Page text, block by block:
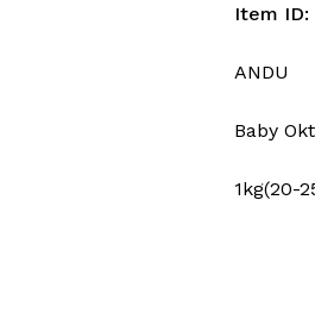
Item ID:
ANDU
Baby
1kg(20-